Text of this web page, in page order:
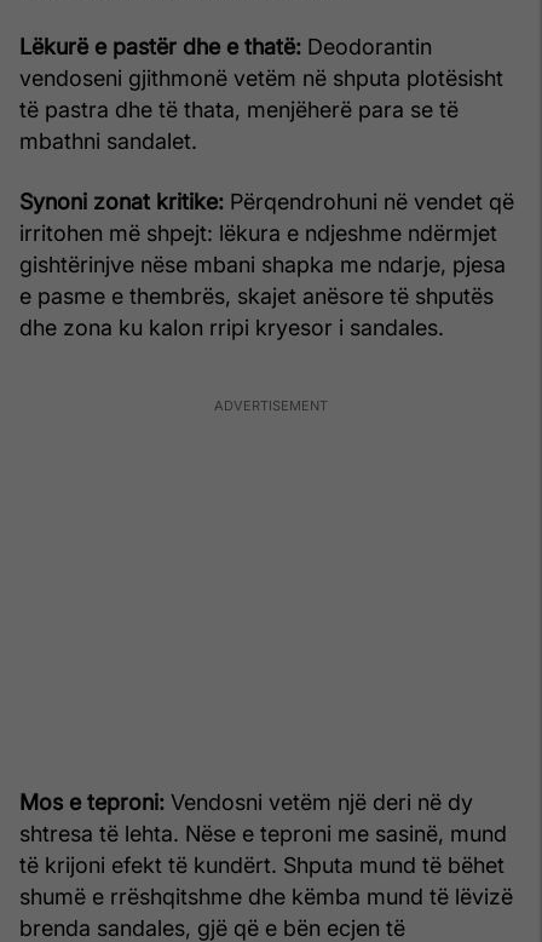
Lëkurë e pastër dhe e thatë: Deodorantin
vendoseni gjithmonë vetëm në shputa plotësisht
të pastra dhe të thata, menjëherë para se të
mbathni sandalet.
Synoni zonat kritike: Përqendrohuni në vendet që
irritohen më shpejt: lëkura e ndjeshme ndërmjet
gishtërinjve nëse mbani shapka me ndarje, pjesa
e pasme e thembrës, skajet anësore të shputës
dhe zona ku kalon rripi kryesor i sandales.
Mos e teproni: Vendosni vetëm një deri në dy
shtresa të lehta. Nëse e teproni me sasinë, mund
të krijoni efekt të kundërt. Shputa mund të bëhet
shumë e rrëshqitshme dhe këmba mund të lëvizë
brenda sandales, gjë që e bën ecjen të